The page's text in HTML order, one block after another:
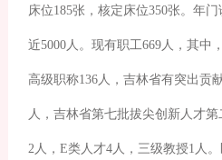
床位185张，核定床位350张。年
近5000人。现有职工669人，其中
高级职称136人，吉林省有突出贡
人，吉林省第七批拔尖创新人才
2人，E类人才4人，三级教授1人